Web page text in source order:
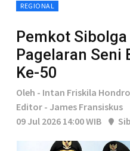
REGIONAL
Pemkot
Pagelaran Seni
Ke-50
Oleh - Intan Friskila Hondro
Editor - James Fransiskus
09 Jul 2026 14:00 WIB